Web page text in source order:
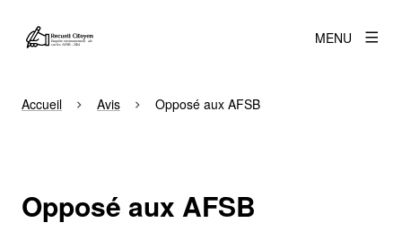
MENU
Accueil Avis Opposé aux AFSB
Opposé aux AFSB